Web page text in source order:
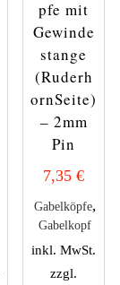
pfe mit
Gewinde
stange
(Ruderh
ornSeite)
– 2mm
Pin
7,35€
Gabelköpfe,
Gabelkopf
inkl. MwSt.
zzgl.